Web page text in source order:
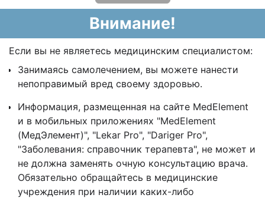
Внимание!
Если вы не являетесь медицинским специалистом:
Занимаясь самолечением, вы можете нанести
непоправимый вред своему здоровью.
Информация, размещенная на сайте MedElement
и в мобильных приложениях "MedElement
(МедЭлемент)", "Lekar Pro", "Dariger Pro",
"Заболевания: справочник терапевта", не может и
не должна заменять очную консультацию врача.
Обязательно обращайтесь в медицинские
учреждения при наличии каких-либо